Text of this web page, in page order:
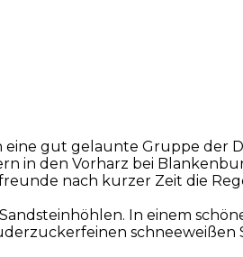
eine gut gelaunte Gruppe der
in den Vorharz bei
nach kurzer Zeit die
In einem